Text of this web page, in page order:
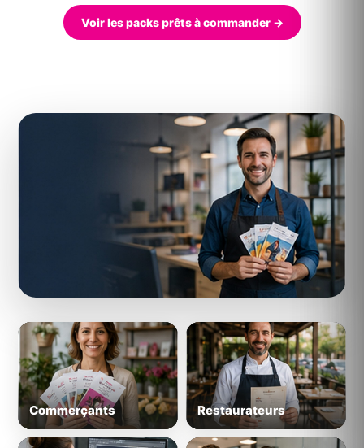
Voir les packs prêts à commander →
Une solution concrète pour des
professionnels réels
Derrière la technologie et l'IA, des pros qui font
tourner leur communication au quotidien.
Commerçants Restaurateurs